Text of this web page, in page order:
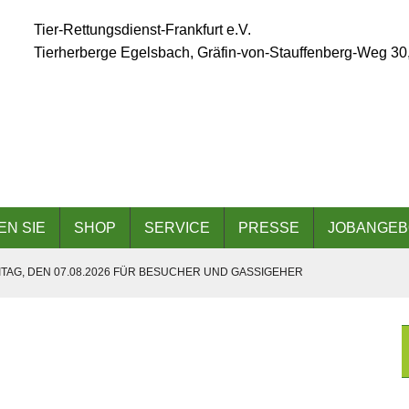
Tier-Rettungsdienst-Frankfurt e.V.
Tierherberge Egelsbach, Gräfin-von-Stauffenberg-Weg
SIE SHOP SERVICE PRESSE
DEN 07.08.2026 FÜR BESUCHER UND GASSIGEHER